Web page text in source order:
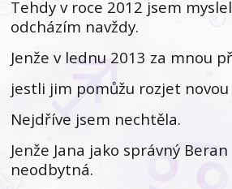
Tehdy v roce 2012 jsem
odcházím navždy.
Jenže v lednu 2013 za mnou
jestli jim pomůžu rozjet novou
Nejdříve jsem nechtěla.
Jenže Jana jako správný Beran
neodbytná.